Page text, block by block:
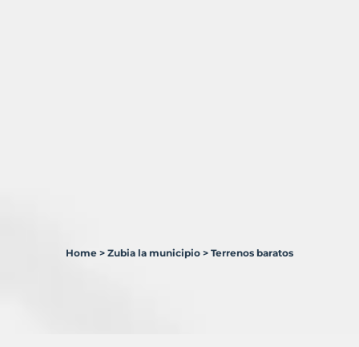
Home > Zubia la municipio > Terrenos baratos